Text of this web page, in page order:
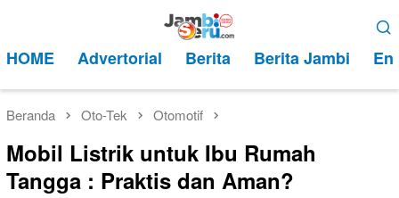
kontenMobile
HOME Advertorial Berita Berita Jambi
Beranda Oto-Tek Otomotif
Mobil Listrik untuk Ibu Rumah
Tangga : Praktis dan Aman?